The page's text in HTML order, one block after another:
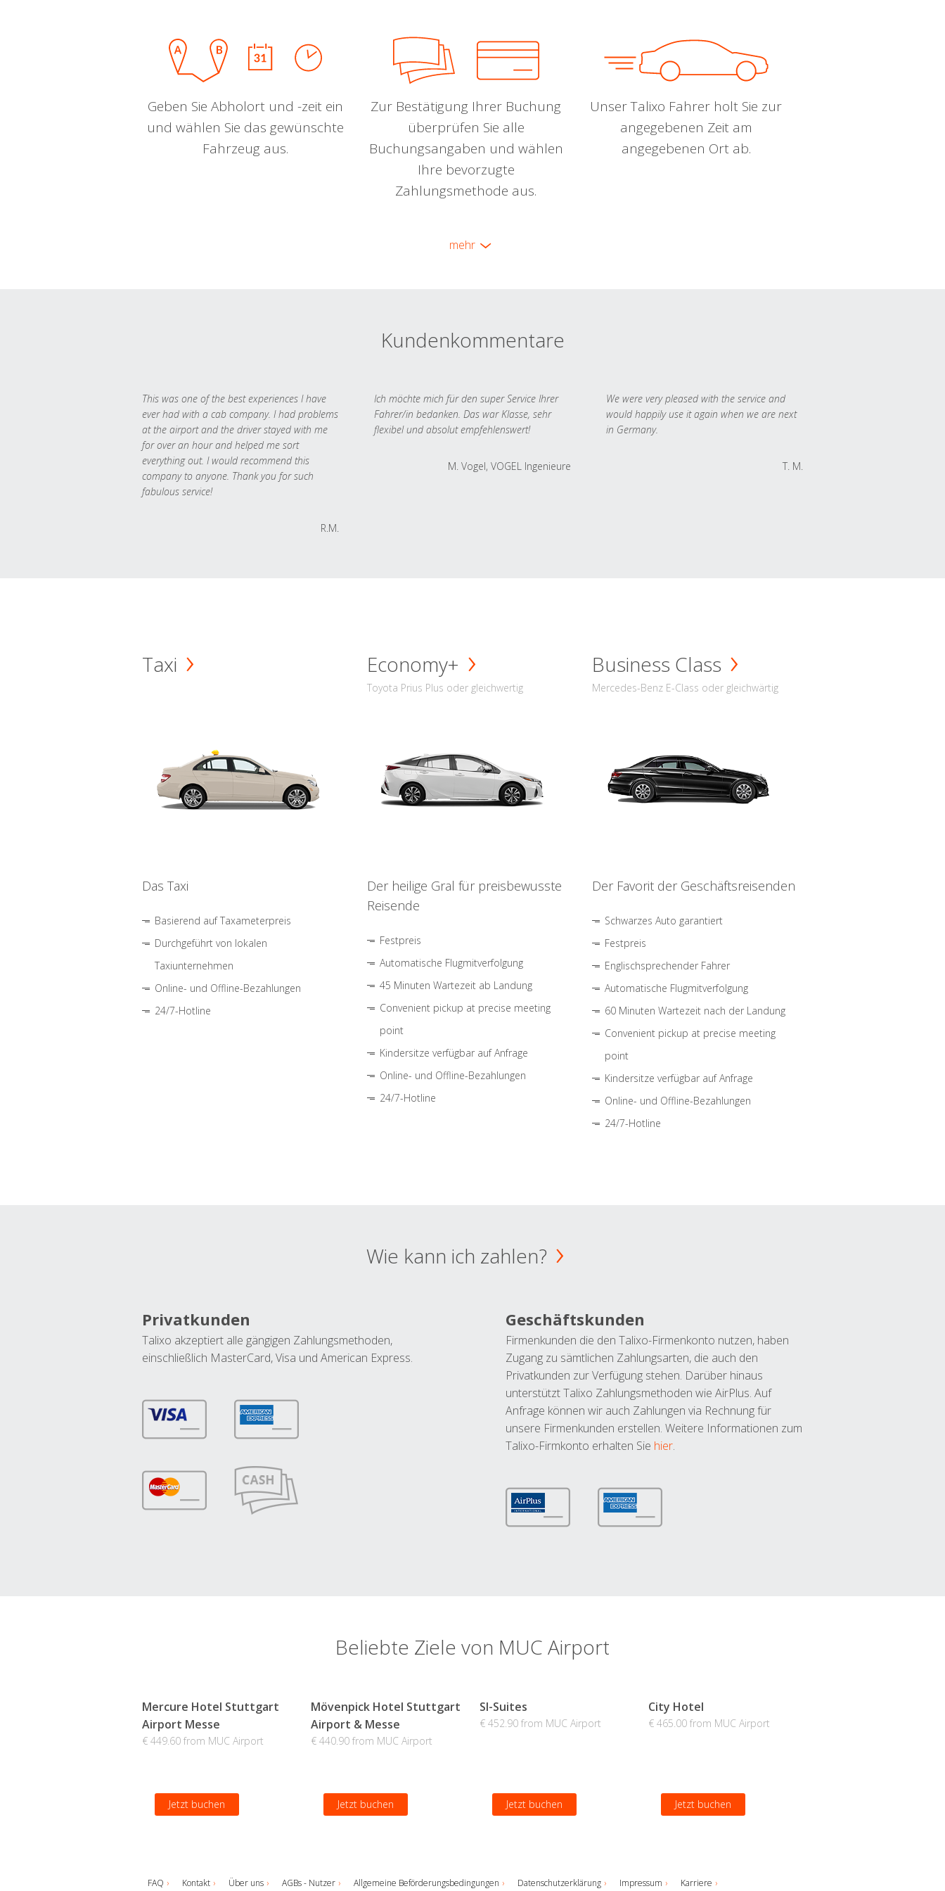
Geben Sie Abholort und -zeit ein
und wählen Sie das gewünschte
Fahrzeug aus.
Zur Bestätigung Ihrer Buchung
überprüfen Sie alle
Buchungsangaben und wählen
Ihre bevorzugte
Zahlungsmethode aus.
Unser Talixo Fahrer holt Sie zur
angegebenen Zeit am
angegebenen Ort ab.
mehr
Kundenkommentare
This was one of the best experiences I have
ever had with a cab company. I had problems
at the airport and the driver stayed with me
for over an hour and helped me sort
everything out. I would recommend this
company to anyone. Thank you for such
fabulous service!
R.M.
Ich möchte mich für den super Service Ihrer
Fahrer/in bedanken. Das war Klasse, sehr
flexibel und absolut empfehlenswert!
M. Vogel, VOGEL Ingenieure
We were very pleased with the service and
would happily use it again when we are next
in Germany.
T. M.
Taxi
Das Taxi
Basierend auf Taxameterpreis
Durchgeführt von lokalen
Taxiunternehmen
Online- und Offline-Bezahlungen
24/7-Hotline
Economy+
Toyota Prius Plus oder gleichwertig
Der heilige Gral für preisbewusste
Reisende
Festpreis
Automatische Flugmitverfolgung
45 Minuten Wartezeit ab Landung
Convenient pickup at precise meeting
point
Kindersitze verfügbar auf Anfrage
Online- und Offline-Bezahlungen
24/7-Hotline
Business Class
Mercedes-Benz E-Class oder gleichwärtig
Der Favorit der Geschäftsreisenden
Schwarzes Auto garantiert
Festpreis
Englischsprechender Fahrer
Automatische Flugmitverfolgung
60 Minuten Wartezeit nach der Landung
Convenient pickup at precise meeting
point
Kindersitze verfügbar auf Anfrage
Online- und Offline-Bezahlungen
24/7-Hotline
Wie kann ich zahlen?
Privatkunden
Talixo akzeptiert alle gängigen Zahlungsmethoden,
einschließlich MasterCard, Visa und American Express.
Geschäftskunden
Firmenkunden die den Talixo-Firmenkonto nutzen, haben
Zugang zu sämtlichen Zahlungsarten, die auch den
Privatkunden zur Verfügung stehen. Darüber hinaus
unterstützt Talixo Zahlungsmethoden wie AirPlus. Auf
Anfrage können wir auch Zahlungen via Rechnung für
unsere Firmenkunden erstellen. Weitere Informationen zum
Talixo-Firmkonto erhalten Sie hier.
Beliebte Ziele von MUC Airport
Mercure Hotel Stuttgart
Airport Messe
€ 449.60 from MUC Airport
Jetzt buchen
Mövenpick Hotel Stuttgart
Airport & Messe
€ 440.90 from MUC Airport
Jetzt buchen
SI-Suites
€ 452.90 from MUC Airport
Jetzt buchen
City Hotel
€ 465.00 from MUC Airport
Jetzt buchen
FAQ Kontakt Über uns AGBs - Nutzer Allgemeine Beförderungsbedingungen Datenschutzerklärung Impressum Karriere